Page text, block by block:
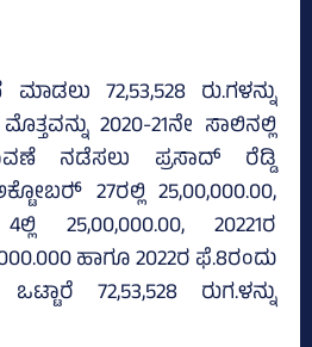
72,53,528 ರು.ಗಳನ್ನು
2020-21ನೇ ಸಾಲಿನಲ್ಲಿ
ನಡೆಸಲು ಪ್ರಸಾದ್‌ ರೆಡ್ಡಿ
27ರಲ್ಲಿ 25,00,000.00,
25,00,000.00, 20221ರ
ಹಾಗೂ 2022ರ ಫೆ.8ರಂದು
72,53,528 ರುಗ.ಳನ್ನು